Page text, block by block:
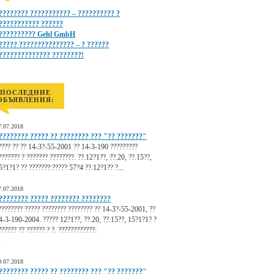
??????????? – ?????????? ?
??????
Gehl GmbH
??????????????? – ? ??????
????????!
ПОСЛЕДНИЕ
????? ?? ???????? ??? "?? ???????"
?? ?? 14-3?-55-2001 ?? 14-3-190 ?????????
? ??????? ????????. ??.12?1??, ??.20, ??.15??,
?? ???????:????? 57?4 ??.12?1?? ?...
????? ???????? ????????
????? ???????? ???????? ?? 14-3?-55-2001, ??
3-190-2004. ????? 12?1??, ??.20, ??.15??, 15?1?1? ?
?? ?????? ? ?. ????????????:
????? ?? ???????? ??? "?? ???????"